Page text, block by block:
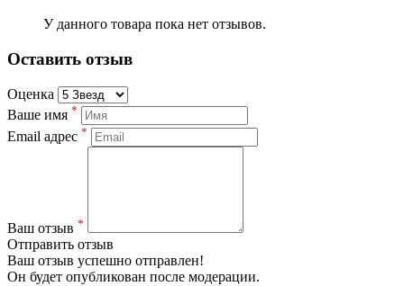
У данного товара пока нет отзывов.
Оставить отзыв
Оценка
Ваше имя *
Email адрес *
Ваш отзыв *
Отправить отзыв
Ваш отзыв успешно отправлен!
Он будет опубликован после модерации.